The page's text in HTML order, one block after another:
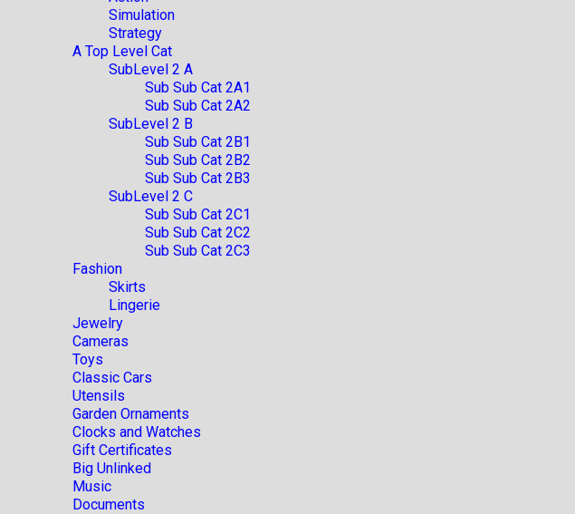
Simulation
Strategy
A Top Level Cat
SubLevel 2 A
Sub Sub Cat 2A1
Sub Sub Cat 2A2
SubLevel 2 B
Sub Sub Cat 2B1
Sub Sub Cat 2B2
Sub Sub Cat 2B3
SubLevel 2 C
Sub Sub Cat 2C1
Sub Sub Cat 2C2
Sub Sub Cat 2C3
Fashion
Skirts
Lingerie
Jewelry
Cameras
Toys
Classic Cars
Utensils
Garden Ornaments
Clocks and Watches
Gift Certificates
Big Unlinked
Music
Documents